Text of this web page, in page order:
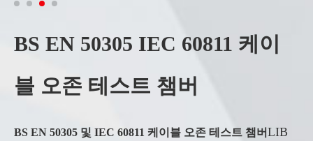
BS EN 50305 IEC 60811 케이
블 오존 테스트 챔버
BS EN 50305 및 IEC 60811 케이블 오존 테스트 챔버LIB